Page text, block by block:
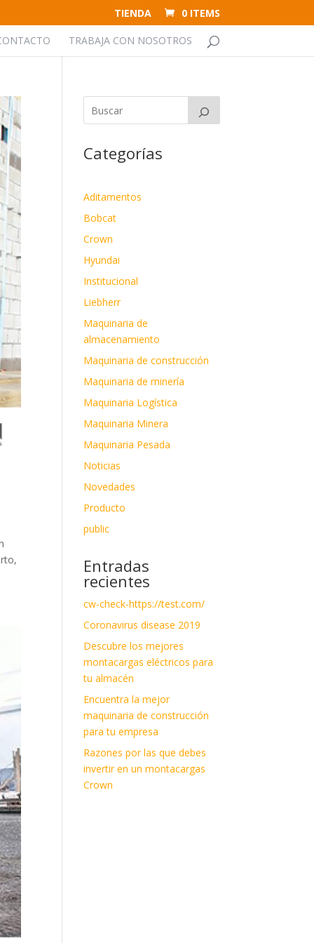
TIENDA 0 ITEMS
TRABAJA CON NOSOTROS
Categorías
Aditamentos
Bobcat
Crown
Hyundai
Institucional
Liebherr
Maquinaria de
almacenamiento
Maquinaria de construcción
Maquinaria de minería
Maquinaria Logística
Maquinaria Minera
Maquinaria Pesada
Noticias
Novedades
Producto
public
Entradas
recientes
cw-check-https://test.com/
Coronavirus disease 2019
Descubre los mejores
montacargas eléctricos para
tu almacén
Encuentra la mejor
maquinaria de construcción
para tu empresa
Razones por las que debes
invertir en un montacargas
Crown